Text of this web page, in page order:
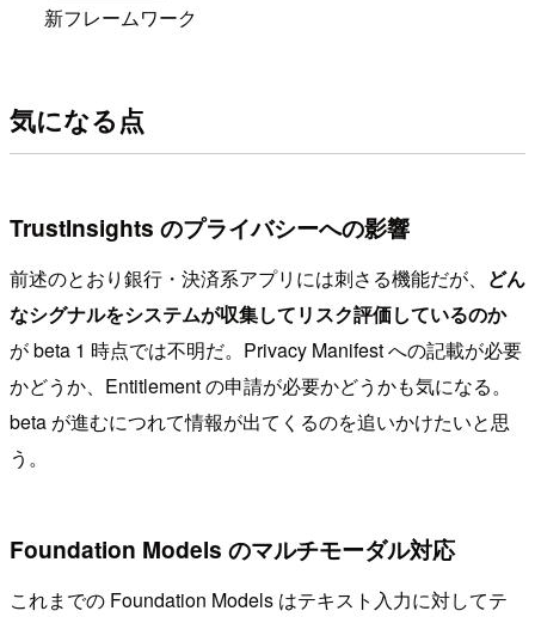
新フレームワーク
気になる点
TrustInsights のプライバシーへの影響
前述のとおり銀行・決済系アプリには刺さる機能だが、 どん
なシグナルをシステムが収集してリスク評価しているのか
が beta 1 時点では不明だ。Privacy Manifest への記載が必要
かどうか、Entitlement の申請が必要かどうかも気になる。
beta が進むにつれて情報が出てくるのを追いかけたいと思
う。
Foundation Models のマルチモーダル対応
これまでの Foundation Models はテキスト入力に対してテ